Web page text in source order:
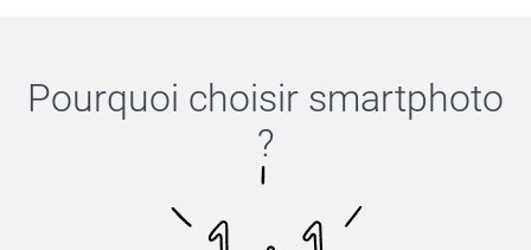
Pourquoi choisir smartphoto
?